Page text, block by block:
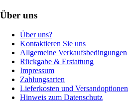
Über uns
Über uns?
Kontaktieren Sie uns
Allgemeine Verkaufsbedingungen
Rückgabe & Erstattung
Impressum
Zahlungsarten
Lieferkosten und Versandoptionen
Hinweis zum Datenschutz